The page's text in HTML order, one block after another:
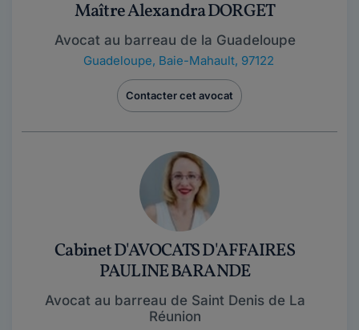
Maître Alexandra DORGET
Avocat au barreau de la Guadeloupe
Guadeloupe, Baie-Mahault, 97122
Contacter cet avocat
Cabinet D'AVOCATS D'AFFAIRES
PAULINE BARANDE
Avocat au barreau de Saint Denis de La
Réunion